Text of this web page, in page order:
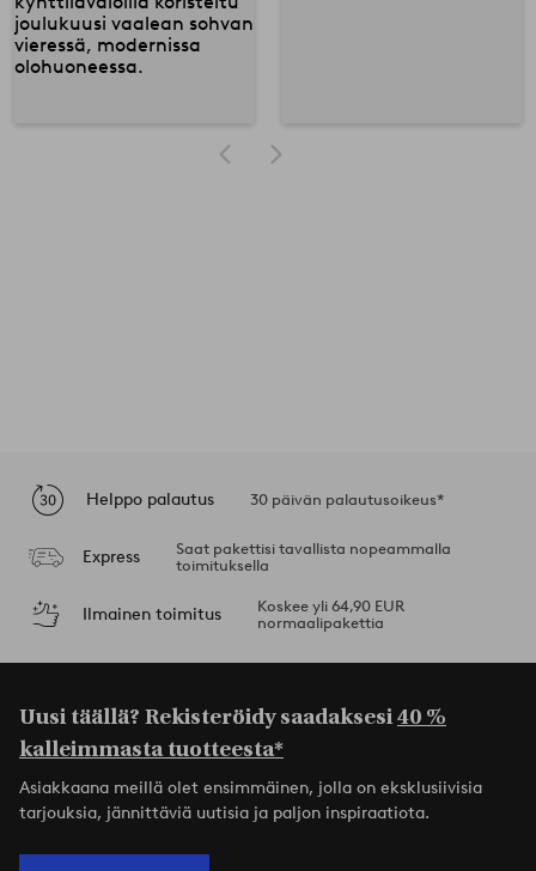
Helppo palautus 30 päivän palautusoikeus*
Express
Saat pakettisi tavallista nopeammalla
toimituksella
Ilmainen toimitus
Koskee yli 64,90 EUR
normaalipakettia
Uusi täällä? Rekisteröidy saadaksesi40 %
kalleimmasta tuotteesta*
Asiakkaana meillä olet ensimmäinen, jolla on eksklusiivisia
tarjouksia, jännittäviä uutisia ja paljon inspiraatiota.